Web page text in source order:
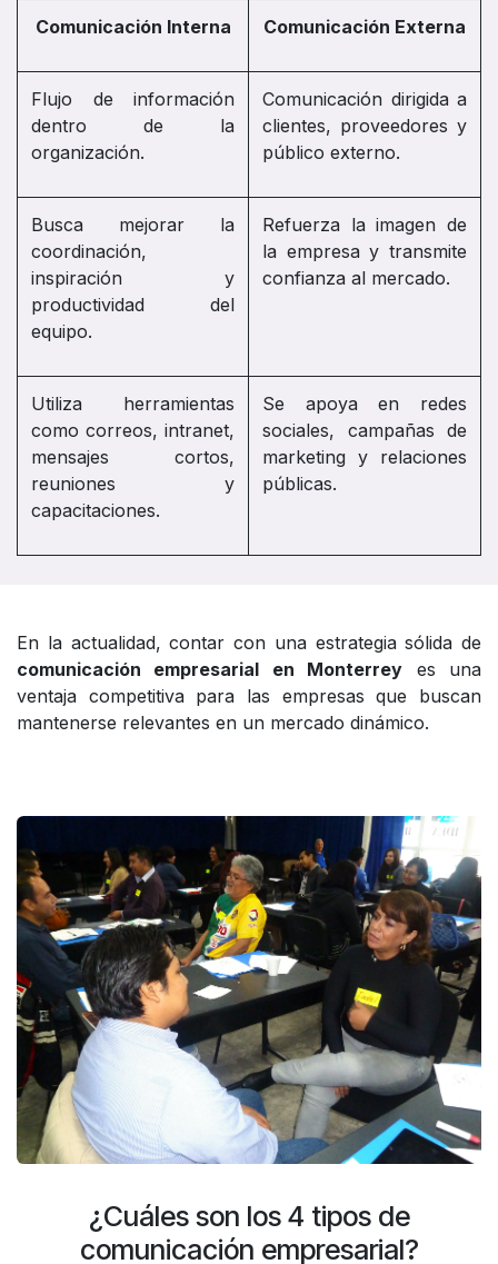
Comunicación Interna Comunicación Externa
Flujo de información
dentro de la
organización.
Comunicación dirigida a
clientes, proveedores y
público externo.
Busca mejorar la
coordinación,
inspiración y
productividad del
equipo.
Refuerza la imagen de
la empresa y transmite
confianza al mercado.
Utiliza herramientas
como correos, intranet,
mensajes cortos,
reuniones y
capacitaciones.
Se apoya en redes
sociales, campañas de
marketing y relaciones
públicas.
En la actualidad, contar con una estrategia sólida de
comunicación empresarial en Monterrey es una
ventaja competitiva para las empresas que buscan
mantenerse relevantes en un mercado dinámico.
¿Cuáles son los 4 tipos de
comunicación empresarial?